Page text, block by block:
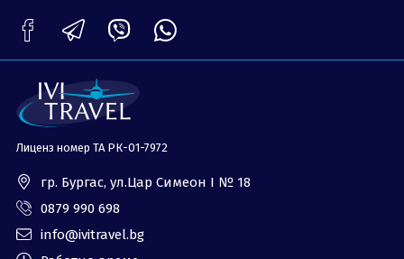
Лиценз номер ТА РК-01-7972
гр. Бургас, ул.Цар Симеон I № 18
0879 990 698
info@ivitravel.bg